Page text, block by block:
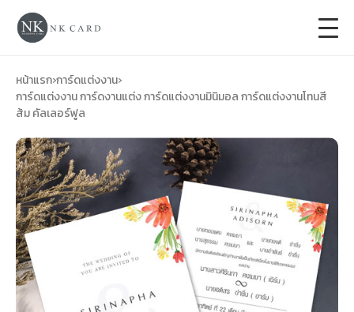
การ์ดแต่งงาน
ของชำร่วยงานแต่ง
ของรับไหว้
ป้ายของชำร่วยงานแต่ง +
การ์ดงานบวช
การ์ดขึ้นบ้านใหม่
หน้าแรก›การ์ดแต่งงาน›
การ์ดแต่งงาน การ์ดงานแต่ง การ์ดแต่งงานมินิมอล การ์ดแต่งงานโทนสี
ส้ม คัลเลอร์ฟูล